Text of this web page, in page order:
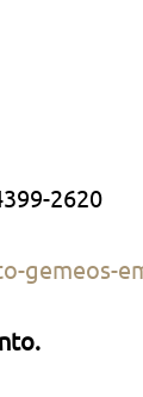
2620
gemeos-